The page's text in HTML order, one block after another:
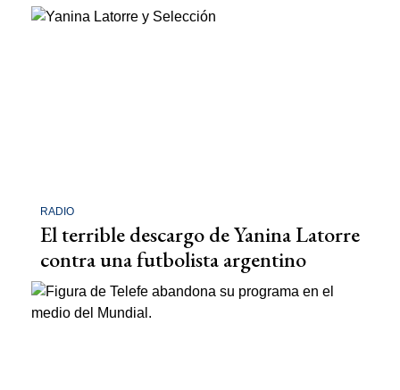
RADIO
El terrible descargo de Yanina Latorre
contra una futbolista argentino